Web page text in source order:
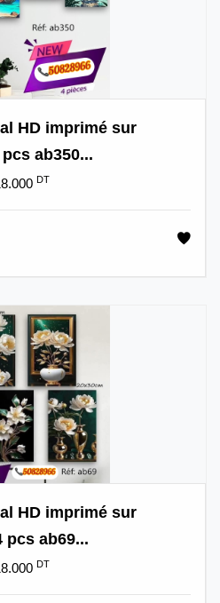
HD imprimé sur
pcs ab350...
DT
HD imprimé sur
pcs ab69...
DT